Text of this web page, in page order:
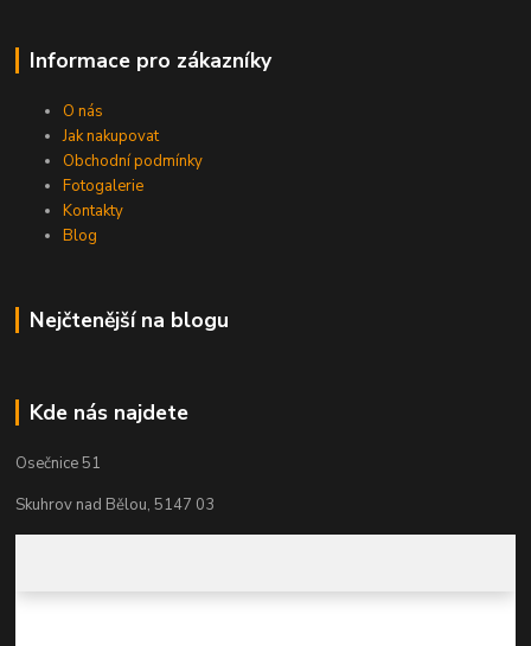
Informace pro zákazníky
O nás
Jak nakupovat
Obchodní podmínky
Fotogalerie
Kontakty
Blog
Nejčtenější na blogu
Kde nás najdete
Osečnice 51
Skuhrov nad Bělou, 5147 03